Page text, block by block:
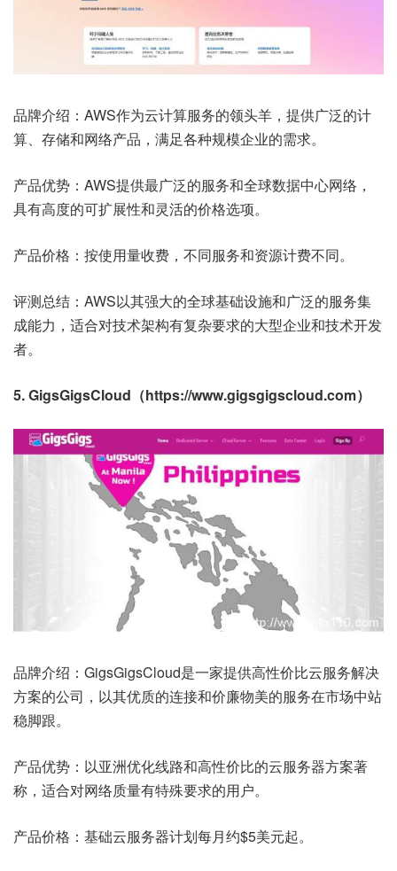
品牌介绍：AWS作为云计算服务的领头羊，提供广泛的计
算、存储和网络产品，满足各种规模企业的需求。
产品优势：AWS提供最广泛的服务和全球数据中心网络，
具有高度的可扩展性和灵活的价格选项。
产品价格：按使用量收费，不同服务和资源计费不同。
评测总结：AWS以其强大的全球基础设施和广泛的服务集
成能力，适合对技术架构有复杂要求的大型企业和技术开发
者。
5. GigsGigsCloud（https://www.gigsgigscloud.com）
品牌介绍：GigsGigsCloud是一家提供高性价比云服务解决
方案的公司，以其优质的连接和价廉物美的服务在市场中站
稳脚跟。
产品优势：以亚洲优化线路和高性价比的云服务器方案著
称，适合对网络质量有特殊要求的用户。
产品价格：基础云服务器计划每月约$5美元起。